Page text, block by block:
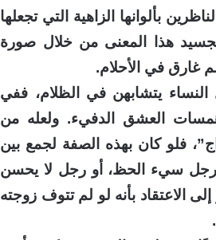
بألوانها الزاهية التي تجعلها
هذا المعنى من خلال صورة
غارق في الأحلام.
يتشابهن في الظلام، ففي
العشق الدفيء. ولعله من
فلو كان بهذه الصفة لجمع بين
رجل سيء الحظ، أو رجل لا يحسن
الاعتقاد بأنه لو لم تتوف زوجته